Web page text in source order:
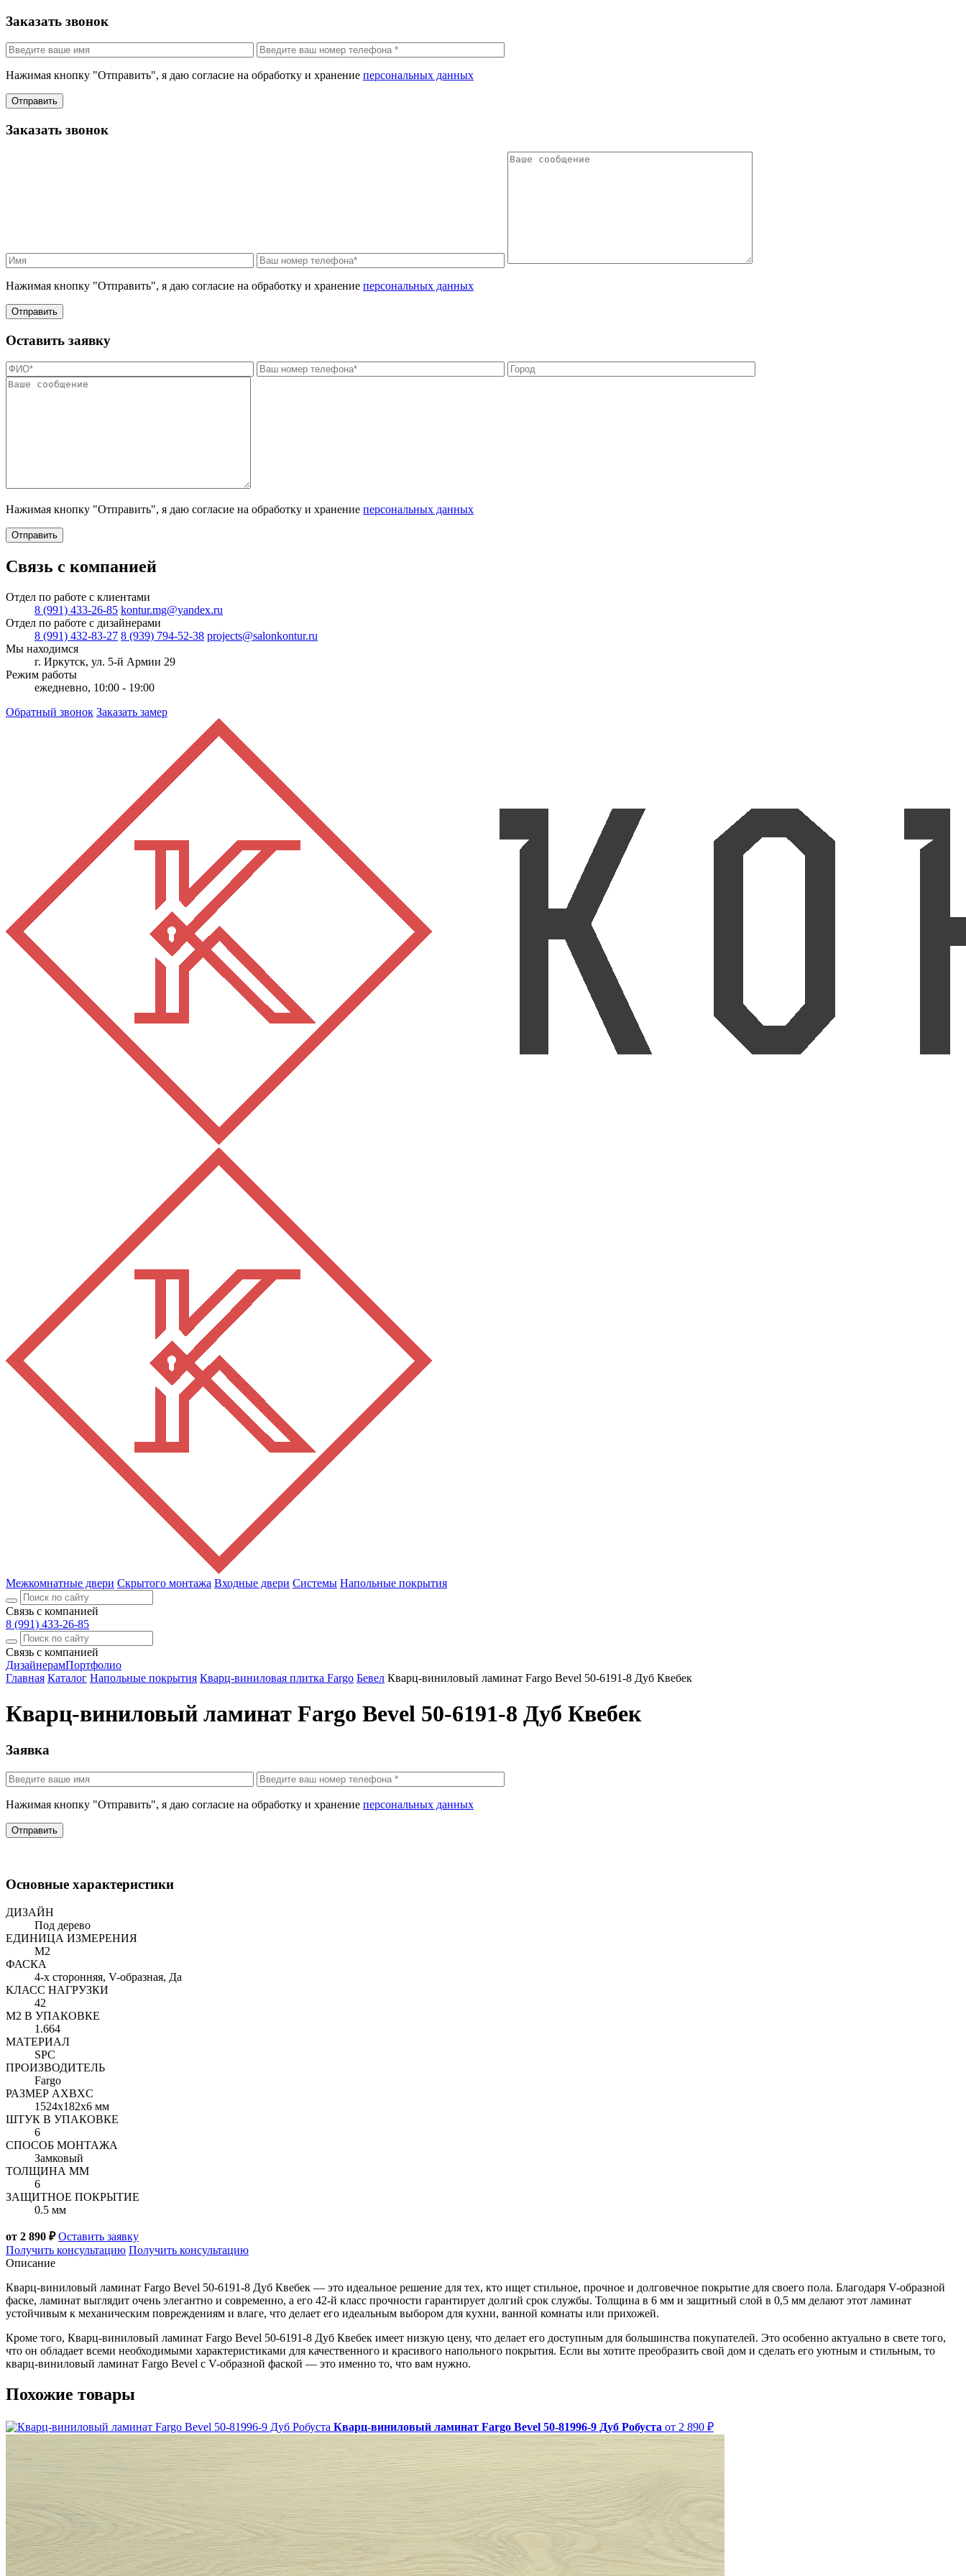
Заказать звонок
Нажимая кнопку "Отправить", я даю согласие на обработку и хранение персональных данных
Отправить
Заказать звонок
Нажимая кнопку "Отправить", я даю согласие на обработку и хранение персональных данных
Отправить
Оставить заявку
Нажимая кнопку "Отправить", я даю согласие на обработку и хранение персональных данных
Отправить
Связь с компанией
Отдел по работе с клиентами
8 (991) 433-26-85 kontur.mg@yandex.ru
Отдел по работе с дизайнерами
8 (991) 432-83-27 8 (939) 794-52-38 projects@salonkontur.ru
Мы находимся
г. Иркутск, ул. 5-й Армии 29
Режим работы
ежедневно, 10:00 - 19:00
Обратный звонок Заказать замер
Межкомнатные двери Скрытого монтажа Входные двери Системы Напольные покрытия
Связь с компанией
8 (991) 433-26-85
Связь с компанией
ДизайнерамПортфолио
Главная Каталог Напольные покрытия Кварц-виниловая плитка Fargo Бевел Кварц-виниловый ламинат Fargo Bevel 50-6191-8 Дуб Квебек
Кварц-виниловый ламинат Fargo Bevel 50-6191-8 Дуб Квебек
Заявка
Нажимая кнопку "Отправить", я даю согласие на обработку и хранение персональных данных
Отправить
Основные характеристики
ДИЗАЙН
Под дерево
ЕДИНИЦА ИЗМЕРЕНИЯ
М2
ФАСКА
4-х сторонняя, V-образная, Да
КЛАСС НАГРУЗКИ
42
М2 В УПАКОВКЕ
1.664
МАТЕРИАЛ
SPC
ПРОИЗВОДИТЕЛЬ
Fargo
РАЗМЕР AXBXC
1524x182x6 мм
ШТУК В УПАКОВКЕ
6
СПОСОБ МОНТАЖА
Замковый
ТОЛЩИНА ММ
6
ЗАЩИТНОЕ ПОКРЫТИЕ
0.5 мм
от 2 890 ₽Оставить заявку
Получить консультацию Получить консультацию
Описание
Кварц-виниловый ламинат Fargo Bevel 50-6191-8 Дуб Квебек — это идеальное решение для тех, кто ищет стильное, прочное и долговечное покрытие для своего пола. Благодаря V-образной
фаске, ламинат выглядит очень элегантно и современно, а его 42-й класс прочности гарантирует долгий срок службы. Толщина в 6 мм и защитный слой в 0,5 мм делают этот ламинат
устойчивым к механическим повреждениям и влаге, что делает его идеальным выбором для кухни, ванной комнаты или прихожей.
Кроме того, Кварц-виниловый ламинат Fargo Bevel 50-6191-8 Дуб Квебек имеет низкую цену, что делает его доступным для большинства покупателей. Это особенно актуально в свете того,
что он обладает всеми необходимыми характеристиками для качественного и красивого напольного покрытия. Если вы хотите преобразить свой дом и сделать его уютным и стильным, то
кварц-виниловый ламинат Fargo Bevel с V-образной фаской — это именно то, что вам нужно.
Похожие товары
Кварц-виниловый ламинат Fargo Bevel 50-81996-9 Дуб Робуста от 2 890 ₽